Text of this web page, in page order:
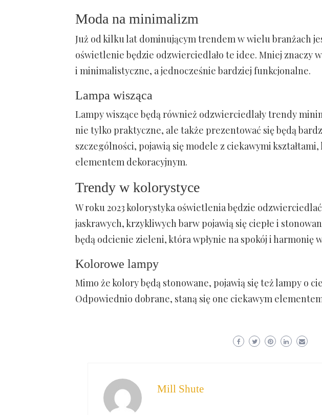
Moda na minimalizm
Już od kilku lat dominującym trendem w wielu branżach
oświetlenie będzie odzwierciedlało te idee. Mniej znaczy
i minimalistyczne, a jednocześnie bardziej funkcjonalne.
Lampa wisząca
Lampy wiszące będą również odzwierciedlały trendy
nie tylko praktyczne, ale także prezentować się będą
szczególności, pojawią się modele z ciekawymi
elementem dekoracyjnym.
Trendy w kolorystyce
W roku 2023 kolorystyka oświetlenia będzie
jaskrawych, krzykliwych barw pojawią się ciepłe i
będą odcienie zieleni, która wpłynie na spokój i harmonię
Kolorowe lampy
Mimo że kolory będą stonowane, pojawią się też lampy o
Odpowiednio dobrane, staną się one ciekawym
Mill Shute